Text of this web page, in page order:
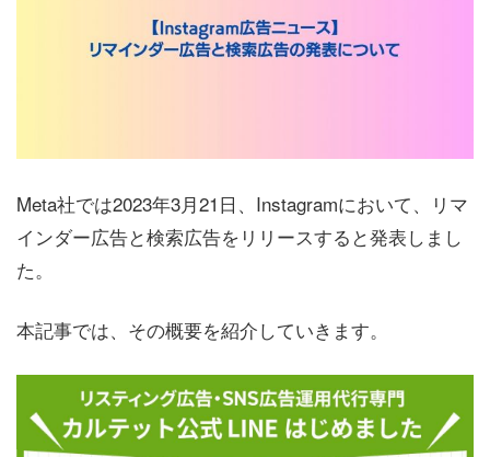
Meta社では2023年3月21日、Instagramにおいて、リマ
インダー広告と検索広告をリリースすると発表しまし
た。
本記事では、その概要を紹介していきます。